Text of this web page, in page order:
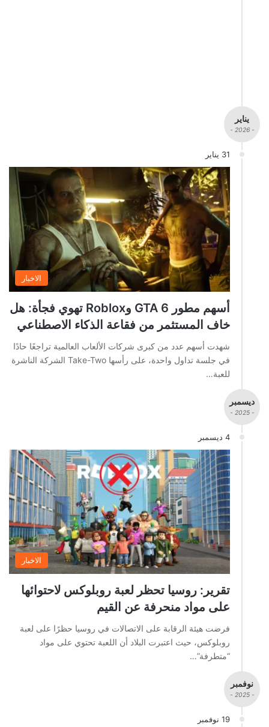
يناير
- 2026 -
31 يناير
الاخبار
أسهم مطور GTA 6 وRoblox تهوي فجأة: هل
خاف المستثمر من فقاعة الذكاء الاصطناعي
شهدت أسهم عدد من كبرى شركات الألعاب العالمية تراجعًا حادًا
في جلسة تداول واحدة، على رأسها Take-Two الشركة الناشرة
للعبة…
ديسمبر
- 2025 -
4 ديسمبر
الاخبار
تقرير: روسيا تحظر لعبة روبلوكس لاحتوائها
على مواد منحرفة عن القيم
فرضت هيئة الرقابة على الاتصالات في روسيا حظرًا على لعبة
روبلوكس، حيث اعتبرت البلاد أن اللعبة تحتوي على مواد
“متطرفة”…
نوفمبر
- 2025 -
19 نوفمبر